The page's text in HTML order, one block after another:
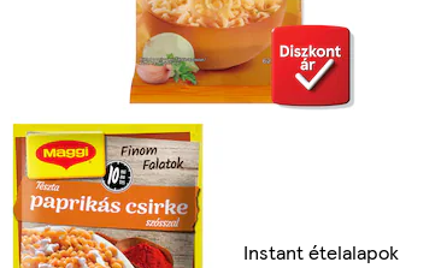
Instant ételalapok